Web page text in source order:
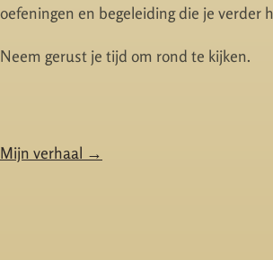
oefeningen en begeleiding die je verder
Neem gerust je tijd om rond te kijken.
Mijn verhaal →